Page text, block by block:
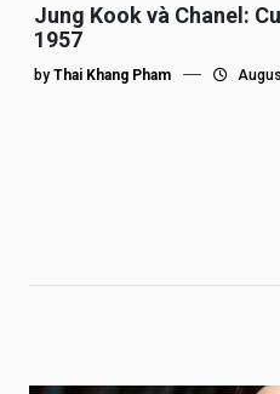
Jung Kook và Chanel:
1957
by Thai Khang Pham